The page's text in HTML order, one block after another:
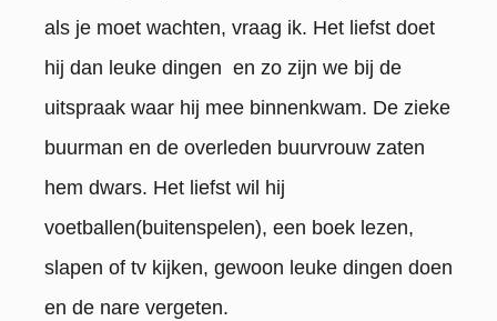
als je moet wachten, vraag ik. Het liefst doet
hij dan leuke dingen en zo zijn we bij de
uitspraak waar hij mee binnenkwam. De zieke
buurman en de overleden buurvrouw zaten
hem dwars. Het liefst wil hij
voetballen(buitenspelen), een boek lezen,
slapen of tv kijken, gewoon leuke dingen doen
en de nare vergeten.